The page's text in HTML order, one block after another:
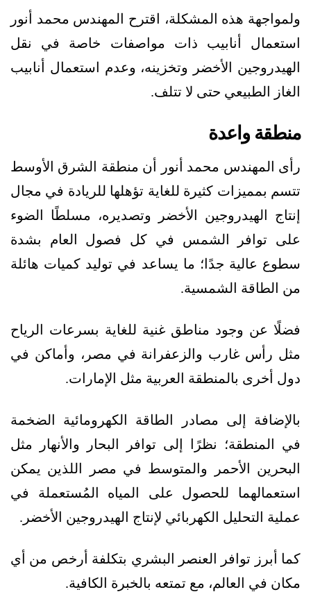
ولمواجهة هذه المشكلة، اقترح المهندس محمد أنور
استعمال أنابيب ذات مواصفات خاصة في نقل
الهيدروجين الأخضر وتخزينه، وعدم استعمال أنابيب
الغاز الطبيعي حتى لا تتلف.
منطقة واعدة
رأى المهندس محمد أنور أن منطقة الشرق الأوسط
تتسم بمميزات كثيرة للغاية تؤهلها للريادة في مجال
إنتاج الهيدروجين الأخضر وتصديره، مسلطًا الضوء
على توافر الشمس في كل فصول العام بشدة
سطوع عالية جدًا؛ ما يساعد في توليد كميات هائلة
من الطاقة الشمسية.
فضلًا عن وجود مناطق غنية للغاية بسرعات الرياح
مثل رأس غارب والزعفرانة في مصر، وأماكن في
دول أخرى بالمنطقة العربية مثل الإمارات.
بالإضافة إلى مصادر الطاقة الكهرومائية الضخمة
في المنطقة؛ نظرًا إلى توافر البحار والأنهار مثل
البحرين الأحمر والمتوسط في مصر اللذين يمكن
استعمالهما للحصول على المياه المُستعملة في
عملية التحليل الكهربائي لإنتاج الهيدروجين الأخضر.
كما أبرز توافر العنصر البشري بتكلفة أرخص من أي
مكان في العالم، مع تمتعه بالخبرة الكافية.